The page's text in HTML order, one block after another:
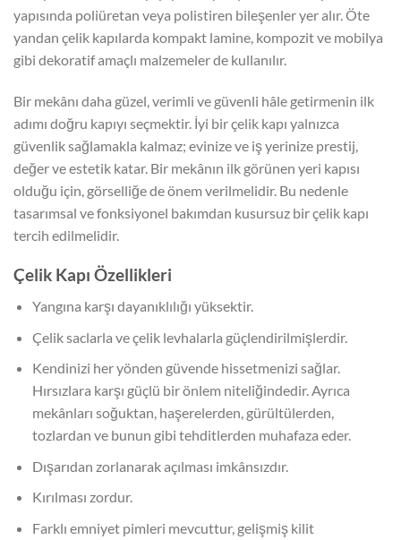
yapısında poliüretan veya polistiren bileşenler yer alır. Öte
yandan çelik kapılarda kompakt lamine, kompozit ve mobilya
gibi dekoratif amaçlı malzemeler de kullanılır.
Bir mekânı daha güzel, verimli ve güvenli hâle getirmenin ilk
adımı doğru kapıyı seçmektir. İyi bir çelik kapı yalnızca
güvenlik sağlamakla kalmaz; evinize ve iş yerinize prestij,
değer ve estetik katar. Bir mekânın ilk görünen yeri kapısı
olduğu için, görselliğe de önem verilmelidir. Bu nedenle
tasarımsal ve fonksiyonel bakımdan kusursuz bir çelik kapı
tercih edilmelidir.
Çelik Kapı Özellikleri
Yangına karşı dayanıklılığı yüksektir.
Çelik saclarla ve çelik levhalarla güçlendirilmişlerdir.
Kendinizi her yönden güvende hissetmenizi sağlar.
Hırsızlara karşı güçlü bir önlem niteliğindedir. Ayrıca
mekânları soğuktan, haşerelerden, gürültülerden,
tozlardan ve bunun gibi tehditlerden muhafaza eder.
Dışarıdan zorlanarak açılması imkânsızdır.
Kırılması zordur.
Farklı emniyet pimleri mevcuttur, gelişmiş kilit